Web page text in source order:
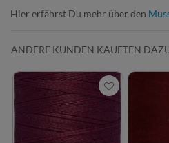
Hier erfährst Du mehr über den
ANDERE KUNDEN KAUFTEN